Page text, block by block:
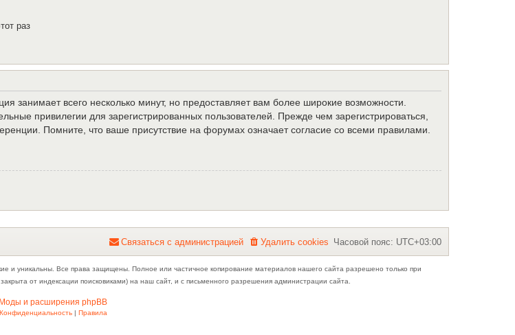
раз
занимает всего несколько минут, но предоставляет вам более широкие возможности.
привилегии для зарегистрированных пользователей. Прежде чем зарегистрироваться,
Помните, что ваше присутствие на форумах означает согласие со всеми правилами.
Часовой пояс: UTC+03:00
Удалить cookies
Связаться с администрацией
уникальны. Все права защищены. Полное или частичное копирование материалов нашего сайта разрешено только при
от индексации поисковиками) на наш сайт, и с письменного разрешения администрации сайта.
Моды и расширения phpBB
Конфиденциальность| Правила